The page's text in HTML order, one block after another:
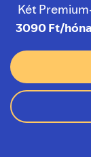
Két
3090 Ft/